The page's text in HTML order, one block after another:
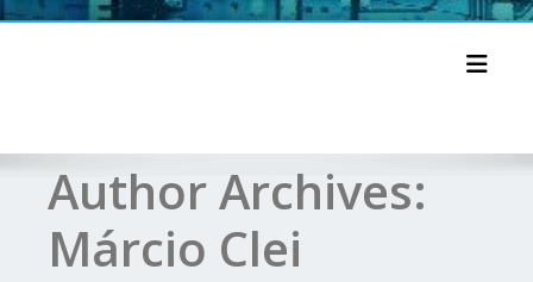
Author Archives:
Márcio Clei